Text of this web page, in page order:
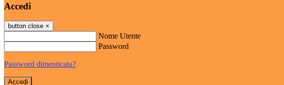
Accedi
button close ×
Nome Utente
Password
Password dimenticata?